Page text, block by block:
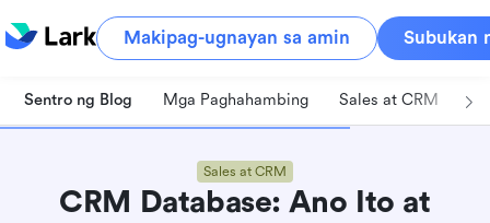
Makipag-ugnayan sa amin Subukan
Sentro ng Blog Mga Paghahambing Sales at CRM
Sales at CRM
CRM Database: Ano Ito at